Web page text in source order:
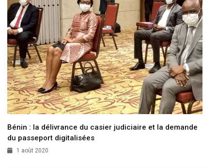
Bénin : la délivrance du casier judiciaire et la demande
du passeport digitalisées
1 août 2020